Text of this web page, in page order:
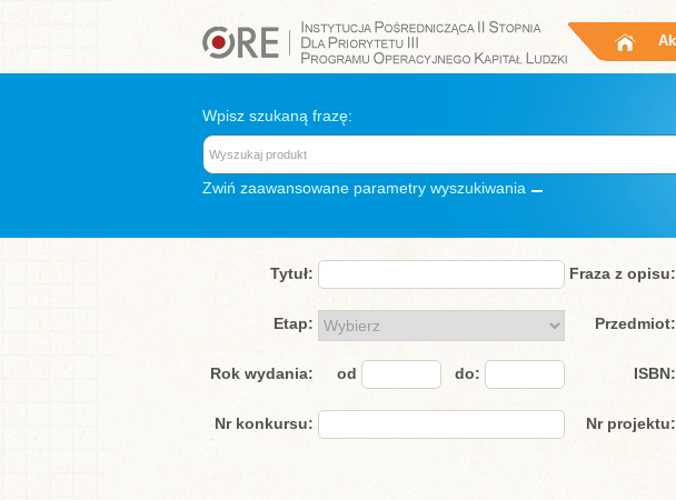
Wpisz szukaną frazę:
Zwiń zaawansowane parametry wyszukiwania
Tytuł: Fraza z opisu:
Etap: Przedmiot:
Rok wydania: od do: ISBN:
Nr konkursu: Nr projektu: